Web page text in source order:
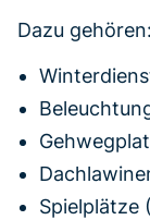
Dazu gehören:
Spielplätze